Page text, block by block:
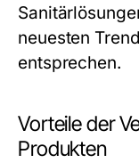
neuesten
entsprechen.
Vorteile der
Produkten